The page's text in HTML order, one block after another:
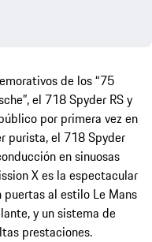
de los “75
el 718 Spyder RS y
por primera vez en
purista, el 718 Spyder
en sinuosas
X es la espectacular
al estilo Le Mans
y un sistema de
prestaciones.